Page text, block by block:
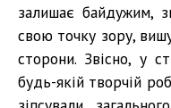
залишає байдужим,
свою точку зору,
сторони. Звісно, у
будь-якій творчій